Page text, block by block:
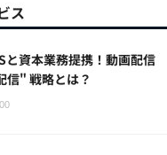
ス
と資本業務提携！動画配信
信" 戦略とは？